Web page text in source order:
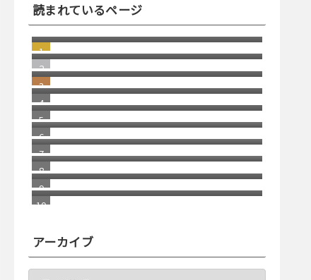
読まれているページ
windows11 への切り替え Becky2 メ
ール 設定の移行
消えた スコッチブランドの 貼っては
がせるテープ
若い頃の失敗が、今の自分を助けて
くれる瞬間
若い頃の健康志向と、歳を重ねてか
らの健康志向の違い
日本にはパソコン修理店が多いとい
う話
部品市場のリアルな裏側
自分で考えることの重要性
福岡銀行の相次ぐ不祥事
2026/1 Update Paypal／ペイパルで
月末残高（入金）を確認する方法 リ
ニューアル版
イレウス疾患の方は還元水飴、乳化
剤を考える
アーカイブ